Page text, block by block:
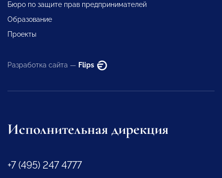
Бюро по защите прав предпринимателей
Образование
Проекты
Разработка сайта — Flips
Исполнительная дирекция
+7 (495) 247 4777